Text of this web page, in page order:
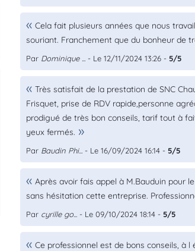
Cela fait plusieurs années que nous
souriant. Franchement que du bonheur de
Par Dominique ... - Le 12/11/2024 13:26 - 5/5
Très satisfait de la prestation de SNC
Frisquet, prise de RDV rapide,personne
prodigué de très bon conseils, tarif tout à
yeux fermés.
Par Baudin Phi... - Le 16/09/2024 16:14 - 5/5
Après avoir fais appel à M.Bauduin pour
sans hésitation cette entreprise.
Par cyrille go... - Le 09/10/2024 18:14 - 5/5
Ce professionnel est de bons conseils, à